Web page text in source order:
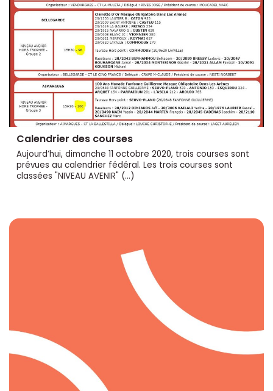
Calendrier des courses
Aujourd’hui, dimanche 11 octobre 2020, trois courses sont
prévues au calendrier fédéral. Les trois courses sont
classées "NIVEAU AVENIR" (…)